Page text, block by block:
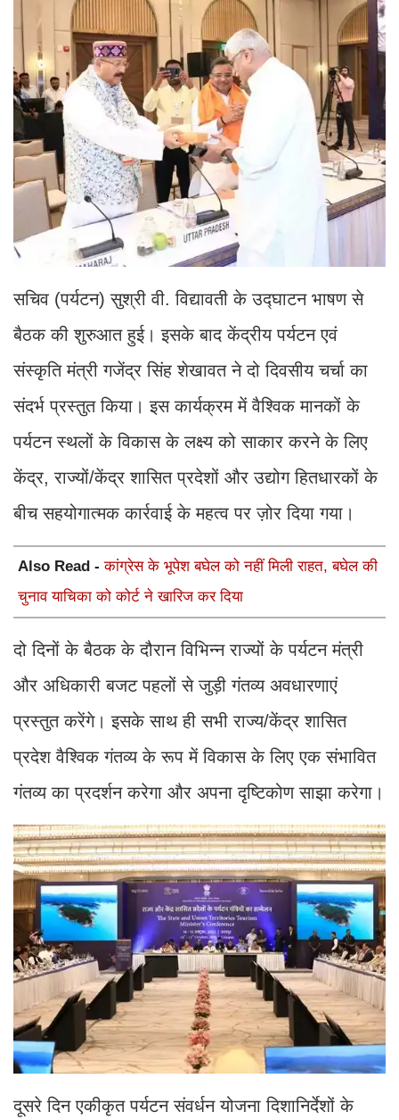
सचिव (पर्यटन) सुश्री वी. विद्यावती के उद्घाटन भाषण से
बैठक की शुरुआत हुई। इसके बाद केंद्रीय पर्यटन एवं
संस्कृति मंत्री गजेंद्र सिंह शेखावत ने दो दिवसीय चर्चा का
संदर्भ प्रस्तुत किया। इस कार्यक्रम में वैश्विक मानकों के
पर्यटन स्थलों के विकास के लक्ष्य को साकार करने के लिए
केंद्र, राज्यों/केंद्र शासित प्रदेशों और उद्योग हितधारकों के
बीच सहयोगात्मक कार्रवाई के महत्व पर ज़ोर दिया गया।
Also Read -कांग्रेस के भूपेश बघेल को नहीं मिली राहत, बघेल की
चुनाव याचिका को कोर्ट ने खारिज कर दिया
दो दिनों के बैठक के दौरान विभिन्न राज्यों के पर्यटन मंत्री
और अधिकारी बजट पहलों से जुड़ी गंतव्य अवधारणाएं
प्रस्तुत करेंगे। इसके साथ ही सभी राज्य/केंद्र शासित
प्रदेश वैश्विक गंतव्य के रूप में विकास के लिए एक संभावित
गंतव्य का प्रदर्शन करेगा और अपना दृष्टिकोण साझा करेगा।
दूसरे दिन एकीकृत पर्यटन संवर्धन योजना दिशानिर्देशों के